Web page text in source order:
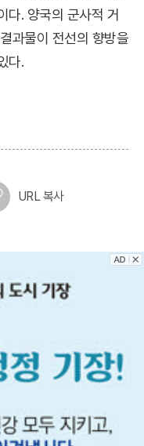
다. 양국의 군사적 거
과물이 전선의 향방을
다.
URL 복사